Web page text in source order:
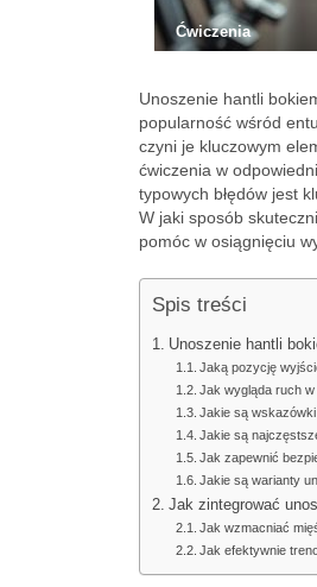
Ćwiczenia
Unoszenie hantli
popularność wśród
czyni je kluczowym
ćwiczenia w
typowych błędów jest
W jaki sposób
pomóc w osiągnięciu
Spis treści
Unoszenie hantli
Jaką pozycję
Jak wygląda ruch
Jakie są
Jakie są
Jak zapewnić
Jakie są warianty
Jak zintegrować
Jak wzmacniać
Jak efektywnie